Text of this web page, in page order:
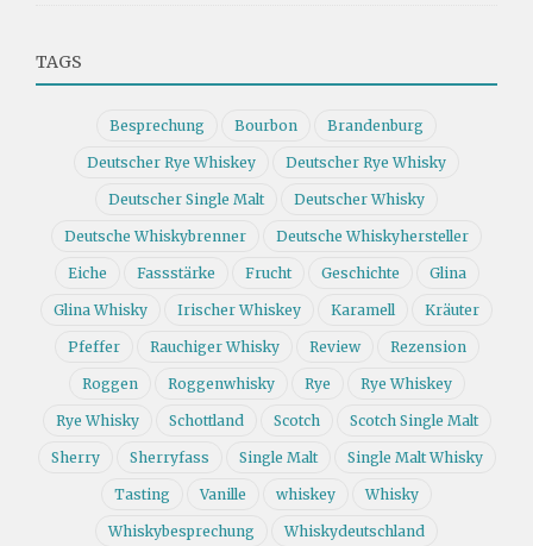
TAGS
Besprechung Bourbon Brandenburg
Deutscher Rye Whiskey Deutscher Rye Whisky
Deutscher Single Malt Deutscher Whisky
Deutsche Whiskybrenner Deutsche Whiskyhersteller
Eiche Fassstärke Frucht Geschichte Glina
Glina Whisky Irischer Whiskey Karamell Kräuter
Pfeffer Rauchiger Whisky Review Rezension
Roggen Roggenwhisky Rye Rye Whiskey
Rye Whisky Schottland Scotch Scotch Single Malt
Sherry Sherryfass Single Malt Single Malt Whisky
Tasting Vanille whiskey Whisky
Whiskybesprechung Whiskydeutschland